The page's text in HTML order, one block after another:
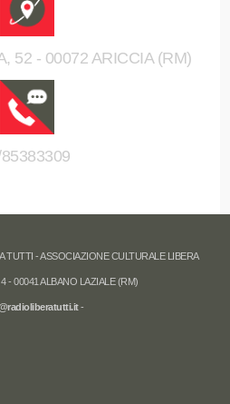
52 - 00072 ARICCIA (RM)
TUTTI - ASSOCIAZIONE CULTURALE LIBERA
- 00041 ALBANO LAZIALE (RM)
-